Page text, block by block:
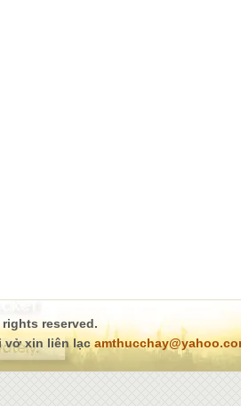
rights reserved.
vở xin liên lạc